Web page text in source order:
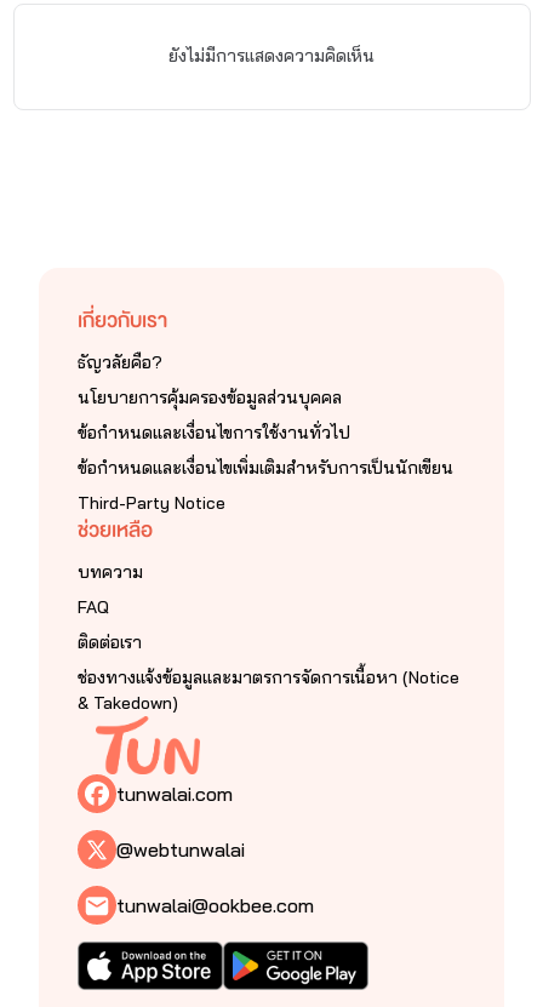
ยังไม่มีการแสดงความคิดเห็น
เกี่ยวกับเรา
ธัญวลัยคือ?
นโยบายการคุ้มครองข้อมูลส่วนบุคคล
ข้อกำหนดและเงื่อนไขการใช้งานทั่วไป
ข้อกำหนดและเงื่อนไขเพิ่มเติมสำหรับการเป็นนักเขียน
Third-Party Notice
ช่วยเหลือ
บทความ
FAQ
ติดต่อเรา
ช่องทางแจ้งข้อมูลและมาตรการจัดการเนื้อหา (Notice
& Takedown)
tunwalai.com
@webtunwalai
tunwalai@ookbee.com